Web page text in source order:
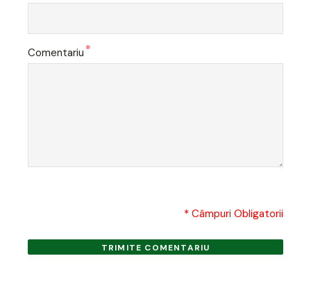
Comentariu *
* Câmpuri Obligatorii
TRIMITE COMENTARIU